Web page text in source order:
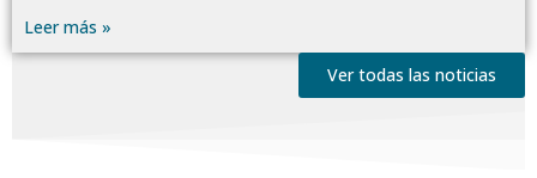
Leer más »
Ver todas las noticias